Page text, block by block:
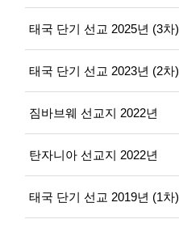
태국 단기 선교 2025년 (3차)
태국 단기 선교 2023년 (2차)
짐바브웨 선교지 2022년
탄자니아 선교지 2022년
태국 단기 선교 2019년 (1차)